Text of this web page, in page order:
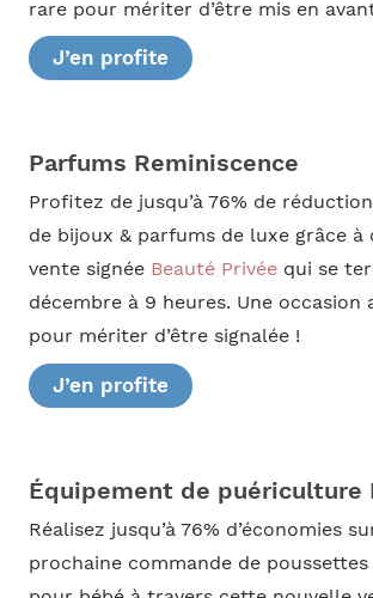
rare pour mériter d’être mis en
J’en profite
Parfums Reminiscence
Profitez de jusqu’à 76% de
de bijoux & parfums de luxe grâce à
vente signée Beauté Privéequi se
décembre à 9 heures. Une occasion
pour mériter d’être signalée !
J’en profite
Équipement de puériculture
Réalisez jusqu’à 76% d’économies
prochaine commande de